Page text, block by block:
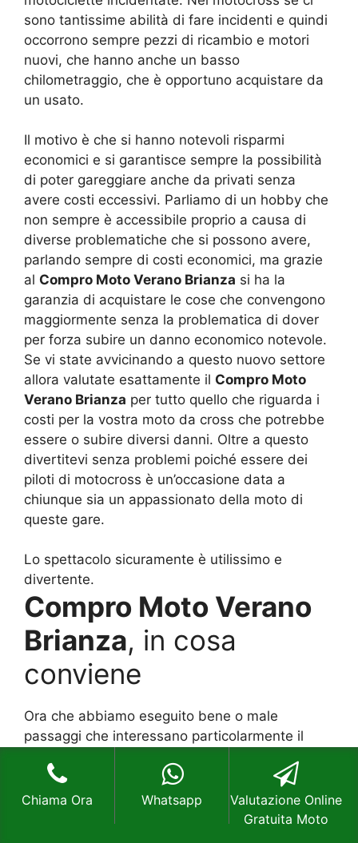
sono tantissime abilità di fare incidenti e quindi
occorrono sempre pezzi di ricambio e motori
nuovi, che hanno anche un basso
chilometraggio, che è opportuno acquistare da
un usato.
Il motivo è che si hanno notevoli risparmi
economici e si garantisce sempre la possibilità
di poter gareggiare anche da privati senza
avere costi eccessivi. Parliamo di un hobby che
non sempre è accessibile proprio a causa di
diverse problematiche che si possono avere,
parlando sempre di costi economici, ma grazie
al Compro Moto Verano Brianza si ha la
garanzia di acquistare le cose che convengono
maggiormente senza la problematica di dover
per forza subire un danno economico notevole.
Se vi state avvicinando a questo nuovo settore
allora valutate esattamente il Compro Moto
Verano Brianza per tutto quello che riguarda i
costi per la vostra moto da cross che potrebbe
essere o subire diversi danni. Oltre a questo
divertitevi senza problemi poiché essere dei
piloti di motocross è un’occasione data a
chiunque sia un appassionato della moto di
queste gare.
Lo spettacolo sicuramente è utilissimo e
divertente.
Compro Moto Verano
Brianza, in cosa
conviene
Ora che abbiamo eseguito bene o male
passaggi che interessano particolarmente il
le eventuali quotazioni che possiamo controllare
direttamente su Internet e che variano di giorni
giorno, meglio cercare di valutare anche quando
Chiama Ora Whatsapp
Valutazione Online
Gratuita Moto